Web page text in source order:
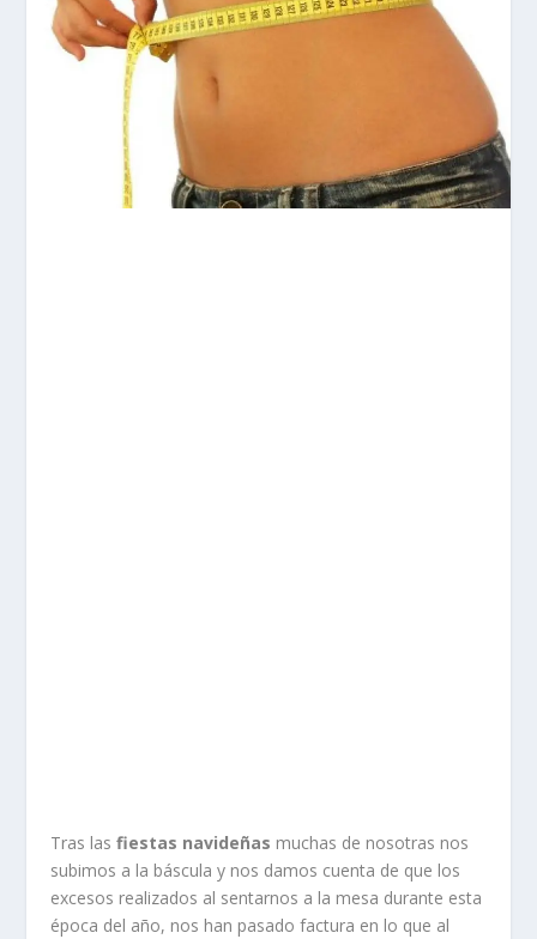
Tras lasfiestas navideñas muchas de nosotras nos
subimos a la báscula y nos damos cuenta de que los
excesos realizados al sentarnos a la mesa durante esta
época del año, nos han pasado factura en lo que al